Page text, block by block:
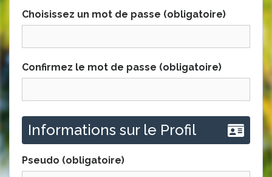
Choisissez un mot de passe (obligatoire)
Confirmez le mot de passe (obligatoire)
Informations sur le Profil
Pseudo (obligatoire)